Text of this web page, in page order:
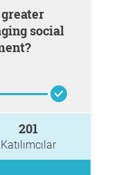
social
201
Katılımcılar